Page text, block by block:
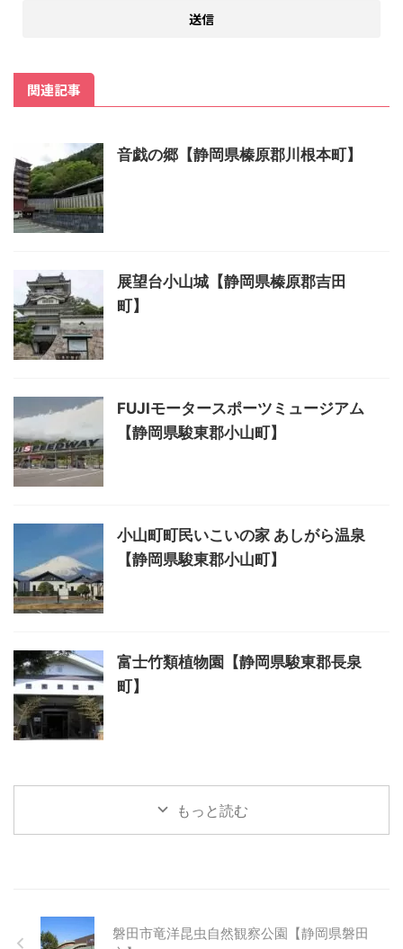
関連記事
音戯の郷【静岡県榛原郡川根本町】
展望台小山城【静岡県榛原郡吉田
町】
FUJIモータースポーツミュージアム
【静岡県駿東郡小山町】
小山町町民いこいの家 あしがら温泉
【静岡県駿東郡小山町】
富士竹類植物園【静岡県駿東郡長泉
町】
もっと読む
磐田市竜洋昆虫自然観察公園【静岡県磐田